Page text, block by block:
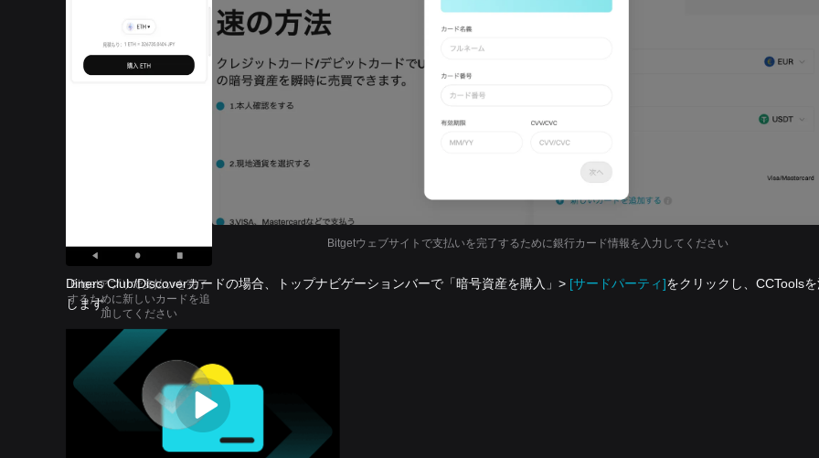
Bitgetアプリで支払いを完了
するために新しいカードを追
加してください
Bitgetウェブサイトで支払いを完了するために銀行カード情報を入力してください
Diners Club/Discoverカードの場合、トップナビゲーションバーで「暗号資産を‌購入」> [サードパーティ]をクリックし、CCTools
します。